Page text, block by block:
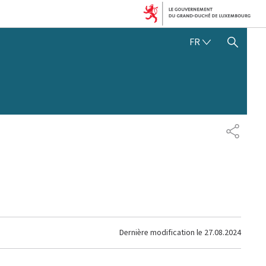
FRFRANÇAIS
AFFICHER / MASQUER
Dernière modification le 27.08.2024